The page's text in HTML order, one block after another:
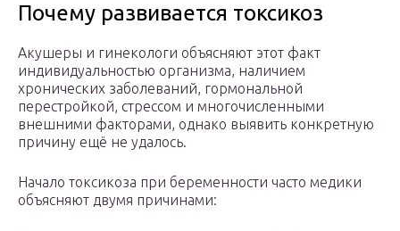
Почему развивается токсикоз
Акушеры и гинекологи объясняют этот факт
индивидуальностью организма, наличием
хронических заболеваний, гормональной
перестройкой, стрессом и многочисленными
внешними факторами, однако выявить конкретную
причину ещё не удалось.
Начало токсикоза при беременности часто медики
объясняют двумя причинами: